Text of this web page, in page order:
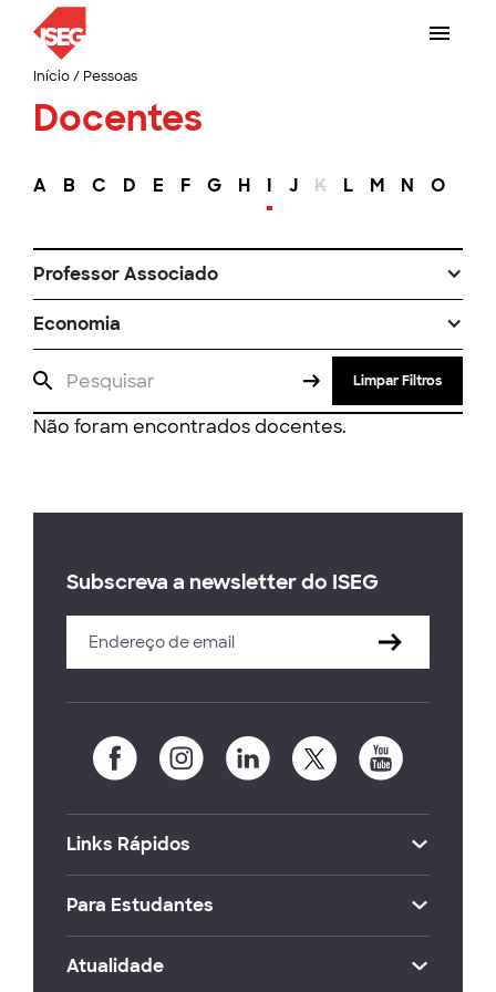
Início/ Pessoas
Docentes
A B C D E F G H I J K L M N O
Professor Associado
Economia
Limpar Filtros
Não foram encontrados docentes.
Subscreva a newsletter do ISEG
Links Rápidos
Para Estudantes
Atualidade